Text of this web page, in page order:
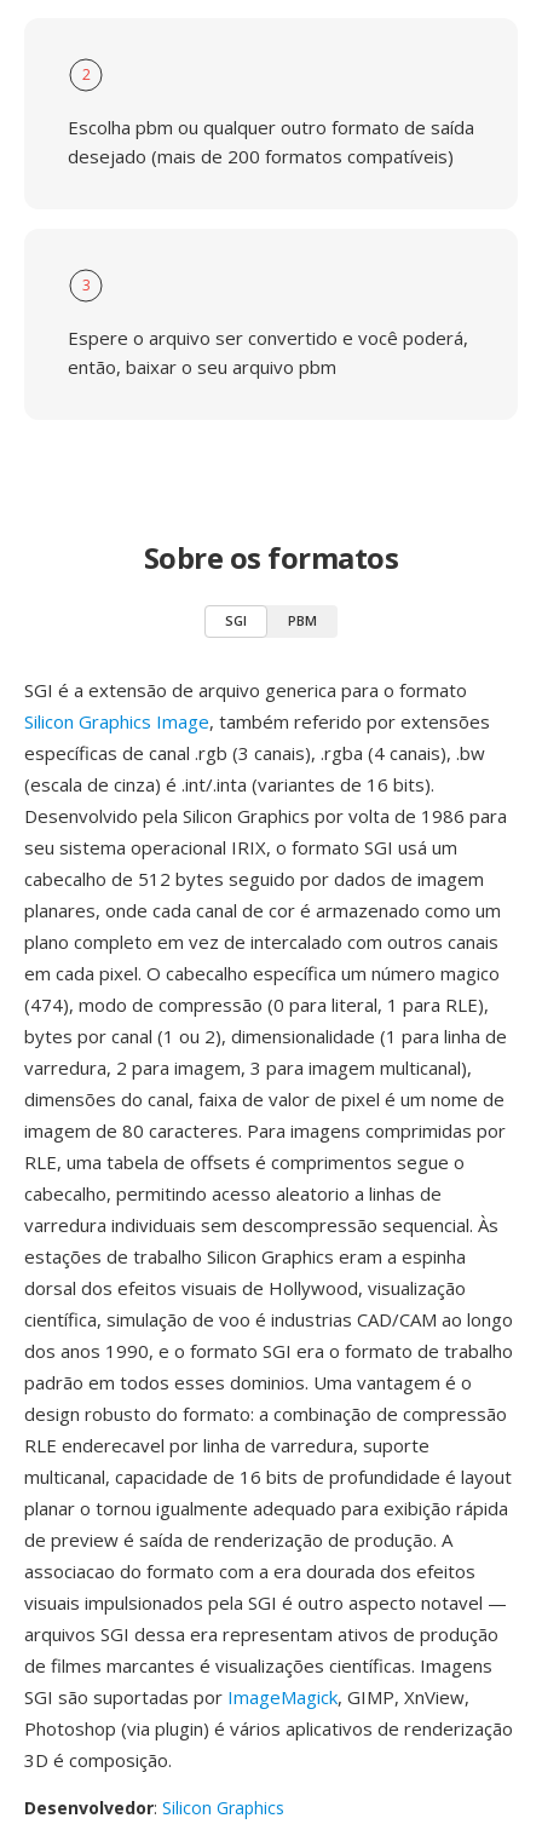
2
Escolha pbm ou qualquer outro formato de saída
desejado (mais de 200 formatos compatíveis)
3
Espere o arquivo ser convertido e você poderá,
então, baixar o seu arquivo pbm
Sobre os formatos
SGI PBM
SGI é a extensão de arquivo generica para o formato
Silicon Graphics Image, também referido por extensões
específicas de canal .rgb (3 canais), .rgba (4 canais), .bw
(escala de cinza) é .int/.inta (variantes de 16 bits).
Desenvolvido pela Silicon Graphics por volta de 1986 para
seu sistema operacional IRIX, o formato SGI usá um
cabecalho de 512 bytes seguido por dados de imagem
planares, onde cada canal de cor é armazenado como um
plano completo em vez de intercalado com outros canais
em cada pixel. O cabecalho específica um número magico
(474), modo de compressão (0 para literal, 1 para RLE),
bytes por canal (1 ou 2), dimensionalidade (1 para linha de
varredura, 2 para imagem, 3 para imagem multicanal),
dimensões do canal, faixa de valor de pixel é um nome de
imagem de 80 caracteres. Para imagens comprimidas por
RLE, uma tabela de offsets é comprimentos segue o
cabecalho, permitindo acesso aleatorio a linhas de
varredura individuais sem descompressão sequencial. Às
estações de trabalho Silicon Graphics eram a espinha
dorsal dos efeitos visuais de Hollywood, visualização
científica, simulação de voo é industrias CAD/CAM ao longo
dos anos 1990, e o formato SGI era o formato de trabalho
padrão em todos esses dominios. Uma vantagem é o
design robusto do formato: a combinação de compressão
RLE enderecavel por linha de varredura, suporte
multicanal, capacidade de 16 bits de profundidade é layout
planar o tornou igualmente adequado para exibição rápida
de preview é saída de renderização de produção. A
associacao do formato com a era dourada dos efeitos
visuais impulsionados pela SGI é outro aspecto notavel —
arquivos SGI dessa era representam ativos de produção
de filmes marcantes é visualizações científicas. Imagens
SGI são suportadas por ImageMagick, GIMP, XnView,
Photoshop (via plugin) é vários aplicativos de renderização
3D é composição.
Desenvolvedor: Silicon Graphics